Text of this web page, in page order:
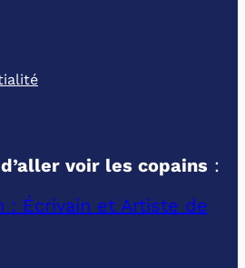
voir les copains :
: Écrivain et Artiste de